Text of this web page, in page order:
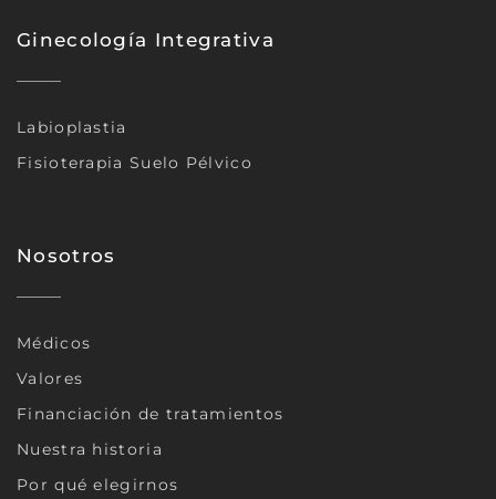
Ginecología Integrativa
Labioplastia
Fisioterapia Suelo Pélvico
Nosotros
Médicos
Valores
Financiación de tratamientos
Nuestra historia
Por qué elegirnos